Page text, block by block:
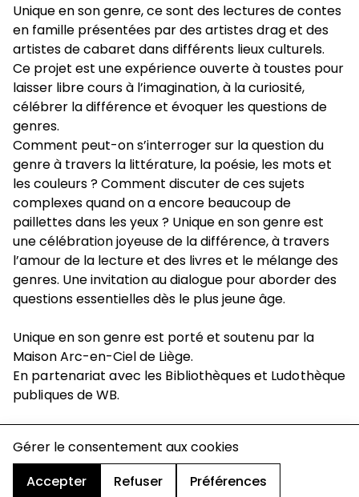
Gérer le consentement aux cookies
Accepter
Refuser Préférences
Unique en son genre, ce sont des lectures de contes
en famille présentées par des artistes drag et des
artistes de cabaret dans différents lieux culturels.
Ce projet est une expérience ouverte à toustes pour
laisser libre cours à l’imagination, à la curiosité,
célébrer la différence et évoquer les questions de
genres.
Comment peut-on s’interroger sur la question du
genre à travers la littérature, la poésie, les mots et
les couleurs ? Comment discuter de ces sujets
complexes quand on a encore beaucoup de
paillettes dans les yeux ? Unique en son genre est
une célébration joyeuse de la différence, à travers
l’amour de la lecture et des livres et le mélange des
genres. Une invitation au dialogue pour aborder des
questions essentielles dès le plus jeune âge.
Unique en son genre est porté et soutenu par la
Maison Arc-en-Ciel de Liège.
En partenariat avec les Bibliothèques et Ludothèque
publiques de WB.
charte de confidentialité
mentions légales
cookies
design & développement :